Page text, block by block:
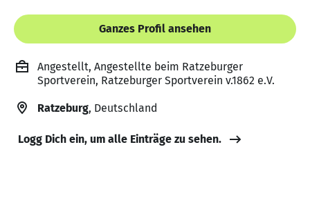
Ganzes Profil ansehen
Angestellt, Angestellte beim Ratzeburger
Sportverein, Ratzeburger Sportverein v.1862 e.V.
Ratzeburg, Deutschland
Logg Dich ein, um alle Einträge zu sehen.